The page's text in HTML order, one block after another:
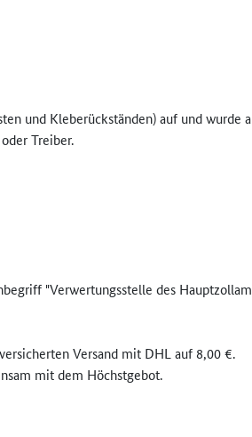
und Kleberückständen) auf und
Treiber.
"Verwertungsstelle des
Versand mit DHL auf 8,00 €.
mit dem Höchstgebot.